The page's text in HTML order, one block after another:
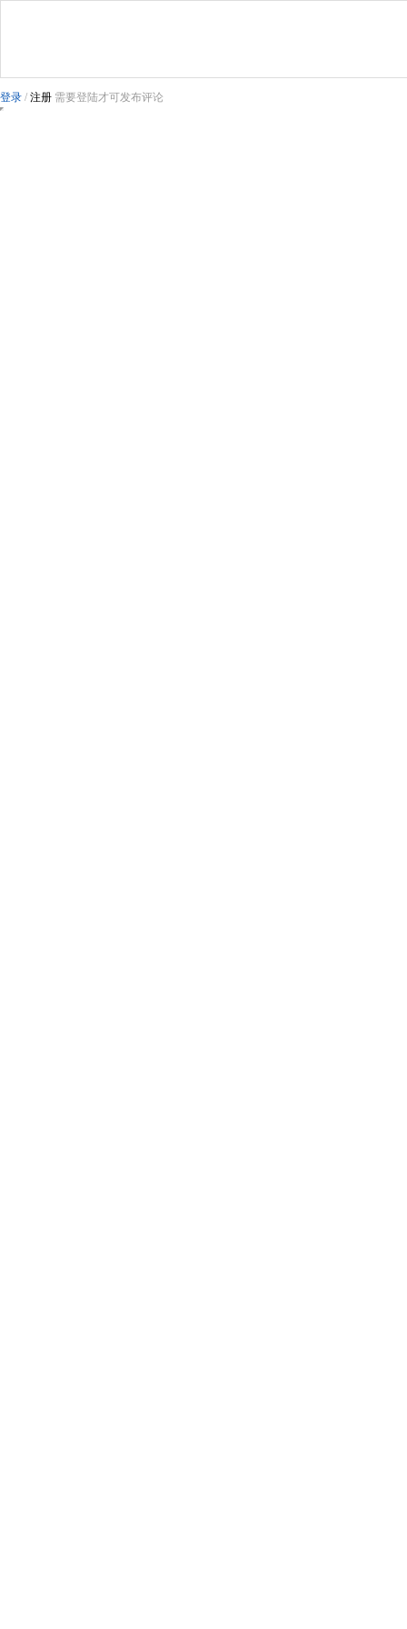
登录 / 注册 需要登陆才可发布评论